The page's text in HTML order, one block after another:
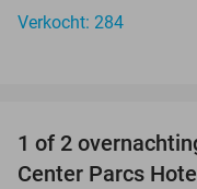
Verkocht: 284
1 of 2
Center Parcs